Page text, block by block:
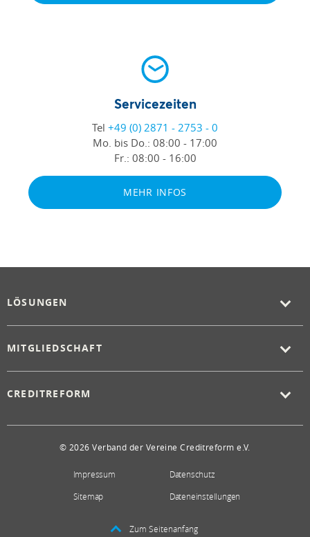
Servicezeiten
Tel +49 (0) 2871 - 2753 - 0
Mo. bis Do.: 08:00 - 17:00
Fr.: 08:00 - 16:00
MEHR INFOS
LÖSUNGEN
MITGLIEDSCHAFT
CREDITREFORM
© 2026 Verband der Vereine Creditreform e.V.
Impressum
Datenschutz
Sitemap
Dateneinstellungen
Zum Seitenanfang